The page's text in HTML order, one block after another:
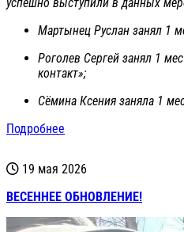
Мартынец Руслан занял 1
Роголев Сергей занял 1
контакт»;
Сёмина Ксения заняла 1
Подробнее
19 мая 2026
ВЕСЕННЕЕ ОБНОВЛЕНИЕ!